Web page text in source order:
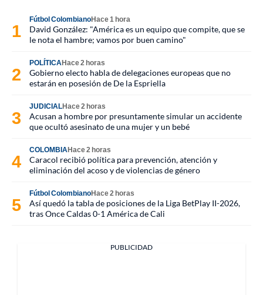
Fútbol ColombianoHace 1 hora
David González: "América es un equipo que compite, que se
le nota el hambre; vamos por buen camino"
POLÍTICAHace 2 horas
Gobierno electo habla de delegaciones europeas que no
estarán en posesión de De la Espriella
JUDICIALHace 2 horas
Acusan a hombre por presuntamente simular un accidente
que ocultó asesinato de una mujer y un bebé
COLOMBIAHace 2 horas
Caracol recibió política para prevención, atención y
eliminación del acoso y de violencias de género
Fútbol ColombianoHace 2 horas
Así quedó la tabla de posiciones de la Liga BetPlay II-2026,
tras Once Caldas 0-1 América de Cali
PUBLICIDAD